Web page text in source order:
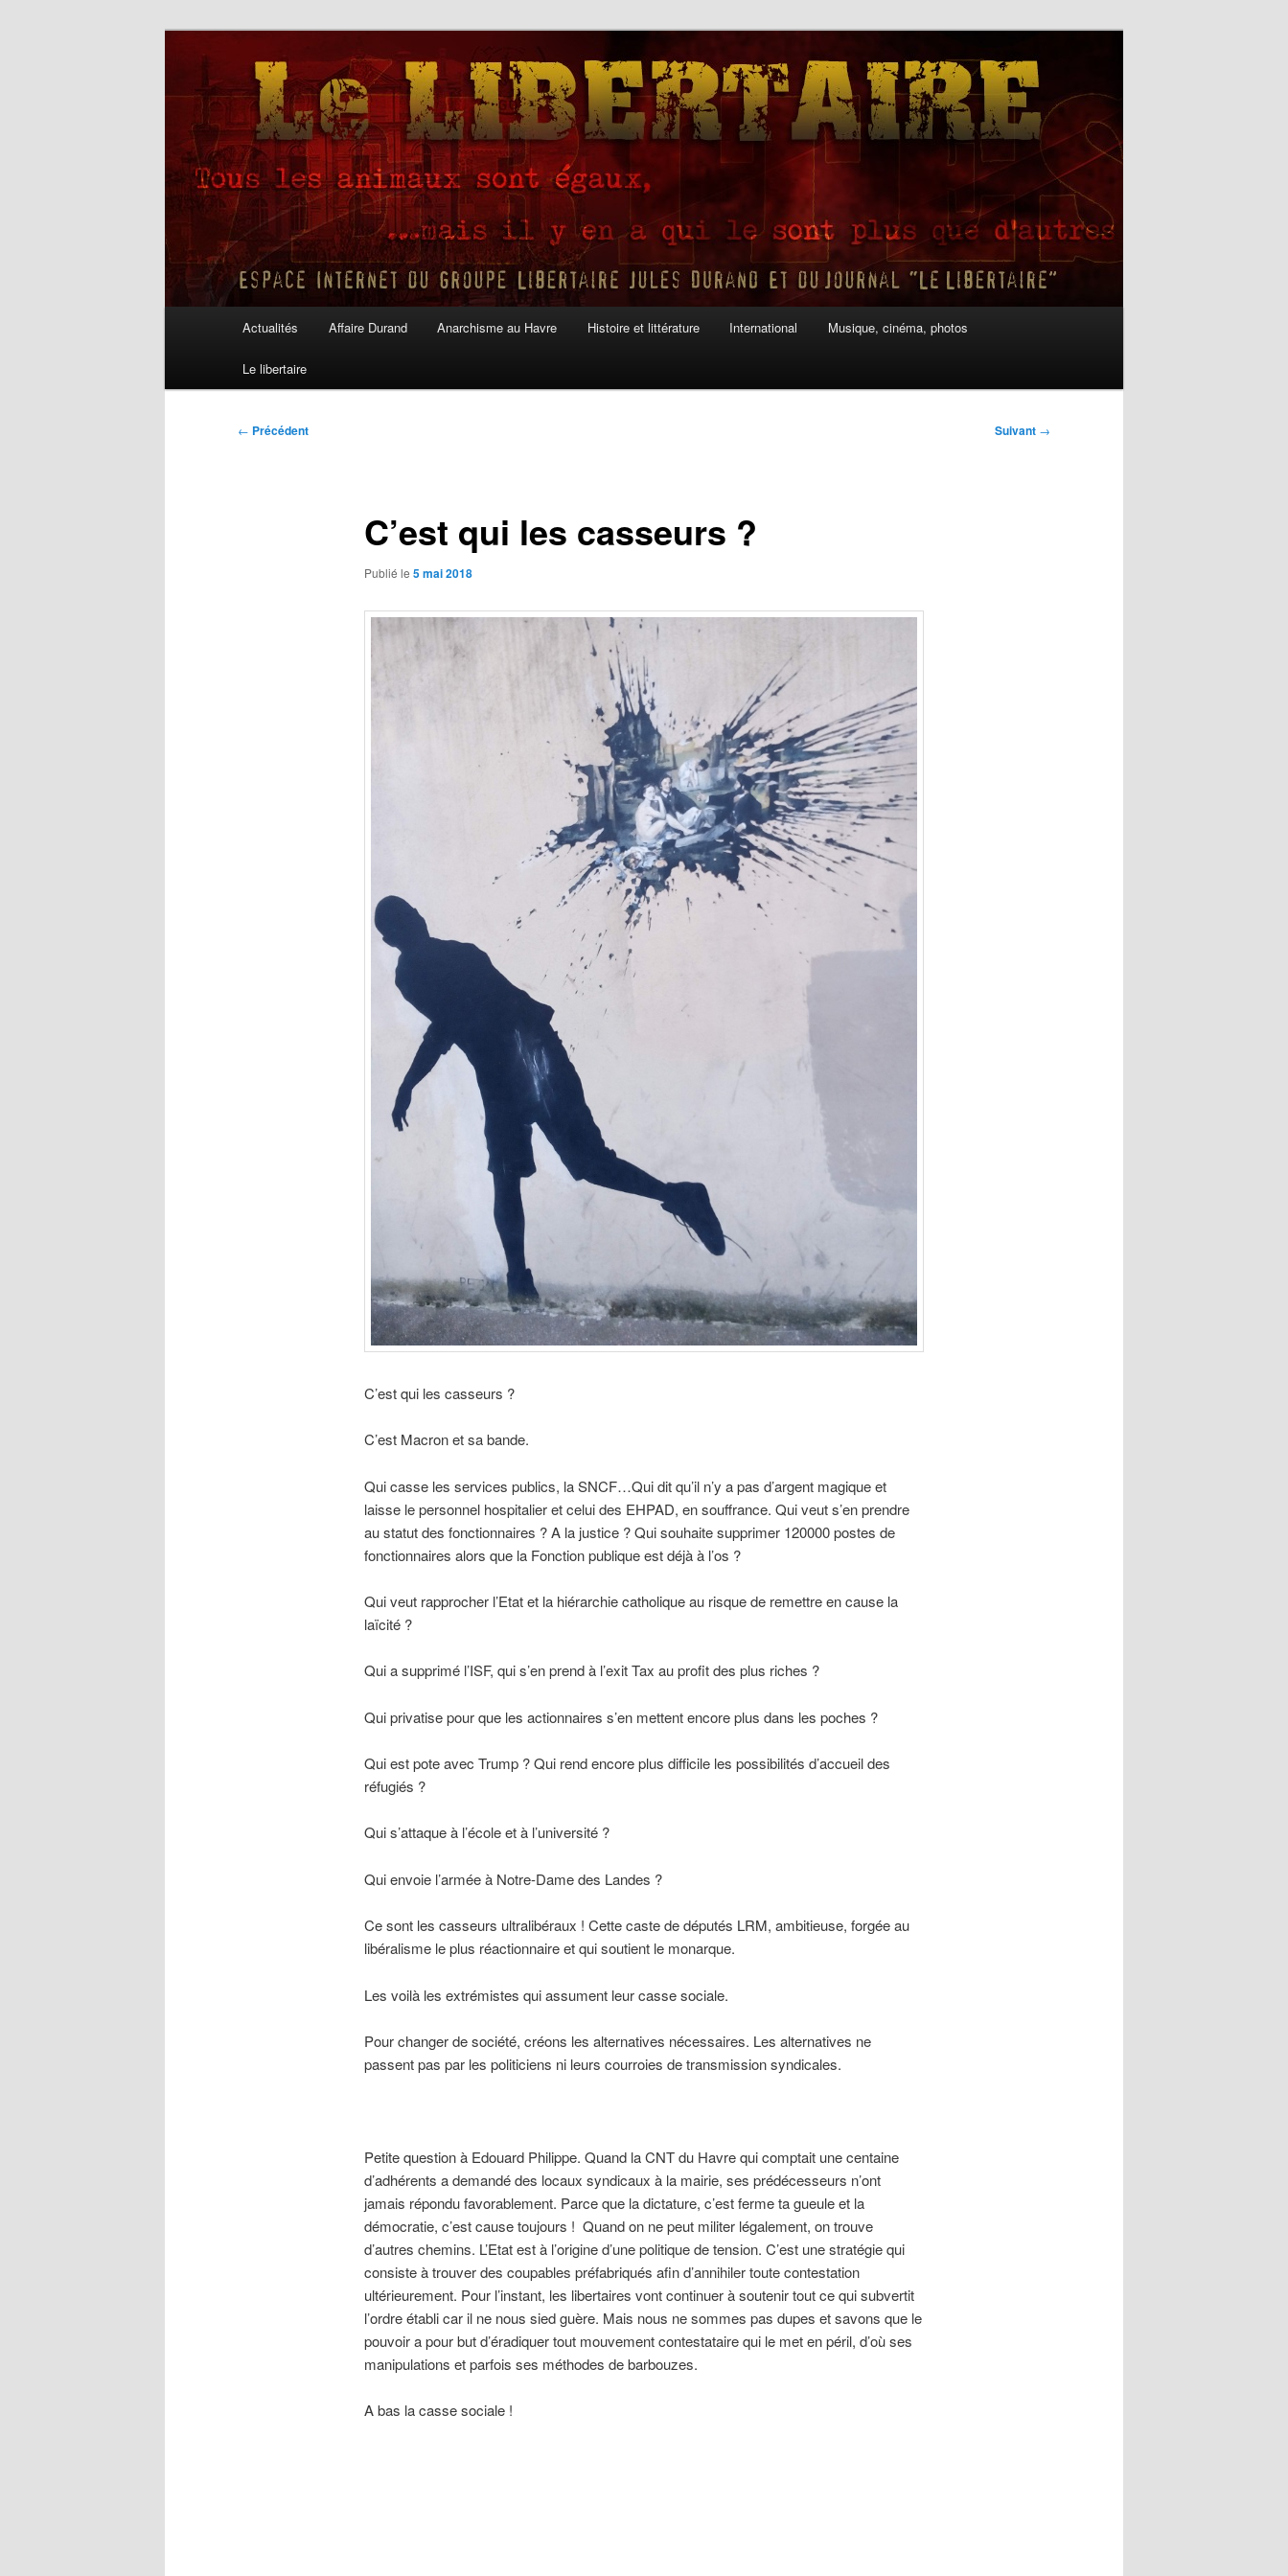
Le Libertaire
Actualités Affaire Durand Anarchisme au Havre Histoire et littérature International Musique, cinéma, photos
Le libertaire
Navigation
← Précédent Suivant →
C’est qui les casseurs ?
Publié le 5 mai 2018
C’est qui les casseurs ?
C’est Macron et sa bande.
Qui casse les services publics, la SNCF…Qui dit qu’il n’y a pas d’argent magique et
laisse le personnel hospitalier et celui des EHPAD, en souffrance. Qui veut s’en prendre
au statut des fonctionnaires ? A la justice ? Qui souhaite supprimer 120000 postes de
fonctionnaires alors que la Fonction publique est déjà à l’os ?
Qui veut rapprocher l’Etat et la hiérarchie catholique au risque de remettre en cause la
laïcité ?
Qui a supprimé l’ISF, qui s’en prend à l’exit Tax au profit des plus riches ?
Qui privatise pour que les actionnaires s’en mettent encore plus dans les poches ?
Qui est pote avec Trump ? Qui rend encore plus difficile les possibilités d’accueil des
réfugiés ?
Qui s’attaque à l’école et à l’université ?
Qui envoie l’armée à Notre-Dame des Landes ?
Ce sont les casseurs ultralibéraux ! Cette caste de députés LRM, ambitieuse, forgée au
libéralisme le plus réactionnaire et qui soutient le monarque.
Les voilà les extrémistes qui assument leur casse sociale.
Pour changer de société, créons les alternatives nécessaires. Les alternatives ne
passent pas par les politiciens ni leurs courroies de transmission syndicales.
Petite question à Edouard Philippe. Quand la CNT du Havre qui comptait une centaine
d’adhérents a demandé des locaux syndicaux à la mairie, ses prédécesseurs n’ont
jamais répondu favorablement. Parce que la dictature, c’est ferme ta gueule et la
démocratie, c’est cause toujours ! Quand on ne peut militer légalement, on trouve
d’autres chemins. L’Etat est à l’origine d’une politique de tension. C’est une stratégie qui
consiste à trouver des coupables préfabriqués afin d’annihiler toute contestation
ultérieurement. Pour l’instant, les libertaires vont continuer à soutenir tout ce qui subvertit
l’ordre établi car il ne nous sied guère. Mais nous ne sommes pas dupes et savons que le
pouvoir a pour but d’éradiquer tout mouvement contestataire qui le met en péril, d’où ses
manipulations et parfois ses méthodes de barbouzes.
A bas la casse sociale !